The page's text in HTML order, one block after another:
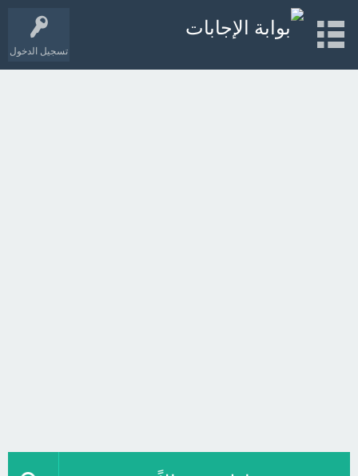
تسجيل الدخول